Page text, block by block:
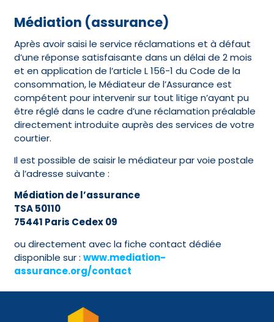
Médiation (assurance)
Après avoir saisi le service réclamations et à défaut
d’une réponse satisfaisante dans un délai de 2 mois
et en application de l’article L 156-1 du Code de la
consommation, le Médiateur de l’Assurance est
compétent pour intervenir sur tout litige n’ayant pu
être réglé dans le cadre d’une réclamation préalable
directement introduite auprès des services de votre
courtier.
Il est possible de saisir le médiateur par voie postale
à l’adresse suivante :
Médiation de l’assurance
TSA 50110
75441 Paris Cedex 09
ou directement avec la fiche contact dédiée
disponible sur : www.mediation-
assurance.org/contact